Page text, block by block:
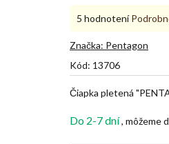
Kód: 13706
Do 2-7 dní
Čiapka pletená
Priemerné
produktu
5,0
5
5 hodnotení
Značka: Pentagon